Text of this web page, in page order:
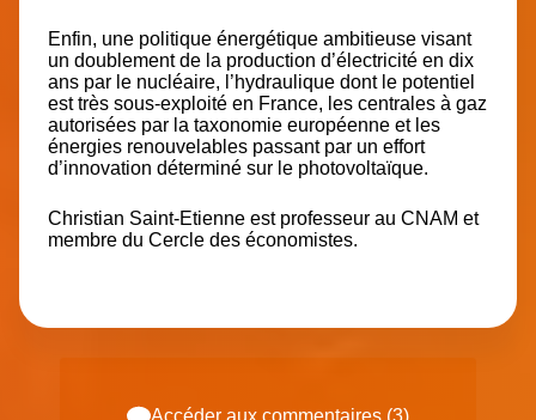
Enfin, une politique énergétique ambitieuse visant
un doublement de la production d’électricité en dix
ans par le nucléaire, l’hydraulique dont le potentiel
est très sous-exploité en France, les centrales à gaz
autorisées par la taxonomie européenne et les
énergies renouvelables passant par un effort
d’innovation déterminé sur le photovoltaïque.
Christian Saint-Etienne est professeur au CNAM et
membre du Cercle des économistes.
Accéder aux commentaires (3)